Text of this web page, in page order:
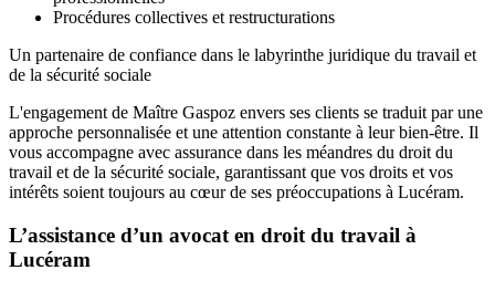
Procédures collectives et restructurations
Un partenaire de confiance dans le labyrinthe juridique du travail et
de la sécurité sociale
L'engagement de Maître Gaspoz envers ses clients se traduit par une
approche personnalisée et une attention constante à leur bien-être. Il
vous accompagne avec assurance dans les méandres du droit du
travail et de la sécurité sociale, garantissant que vos droits et vos
intérêts soient toujours au cœur de ses préoccupations à Lucéram.
L’assistance d’un avocat en droit du travail à
Lucéram